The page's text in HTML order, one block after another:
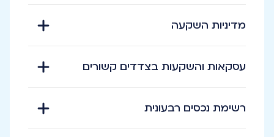
מדיניות השקעה
עסקאות והשקעות בצדדים קשורים
רשימת נכסים רבעונית